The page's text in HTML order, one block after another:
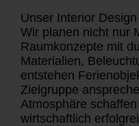
Unser Interior
Wir planen nicht nur
Raumkonzepte mit
Materialien,
entstehen
Zielgruppe
Atmosphäre
wirtschaftlich